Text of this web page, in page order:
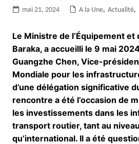
mai 21, 2024 A la Une, Actualité,
Le Ministre de l’Équipement et
Baraka, a accueilli le 9 mai
Guangzhe Chen, Vice-
Mondiale pour les
d’une délégation significative
rencontre a été l’occasion de
les investissements dans les
transport routier, tant au
qu’international. Il a été